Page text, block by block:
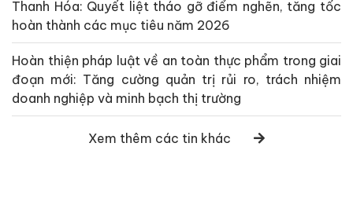
Thanh Hóa: Quyết liệt tháo gỡ điểm nghẽn, tăng tốc
hoàn thành các mục tiêu năm 2026
Hoàn thiện pháp luật về an toàn thực phẩm trong giai
đoạn mới: Tăng cường quản trị rủi ro, trách nhiệm
doanh nghiệp và minh bạch thị trường
Xem thêm các tin khác